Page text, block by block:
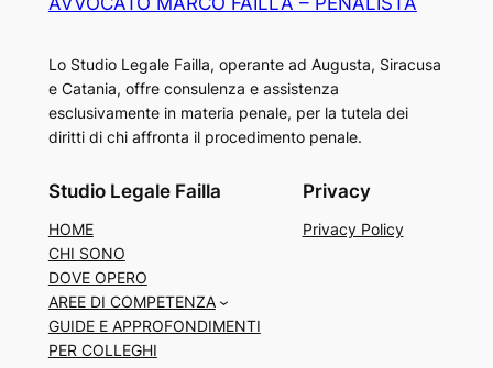
Lo Studio Legale Failla, operante ad Augusta, Siracusa
e Catania, offre consulenza e assistenza
esclusivamente in materia penale, per la tutela dei
diritti di chi affronta il procedimento penale.
Studio Legale Failla
HOME
CHI SONO
DOVE OPERO
AREE DI COMPETENZA
GUIDE E APPROFONDIMENTI
PER COLLEGHI
Privacy
Privacy Policy